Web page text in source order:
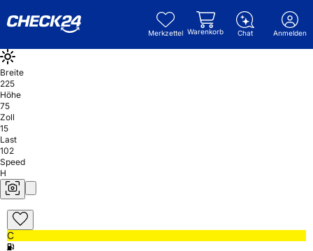
Merkzettel Warenkorb Chat Anmelden
Breite
225
Höhe
75
Zoll
15
Last
102
Speed
H
C